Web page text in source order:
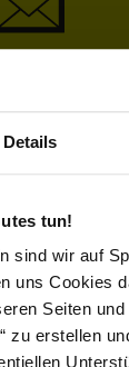
Details
tun!
sind wir auf
uns Cookies
Seiten
zu erstellen
Newsletter
stark!